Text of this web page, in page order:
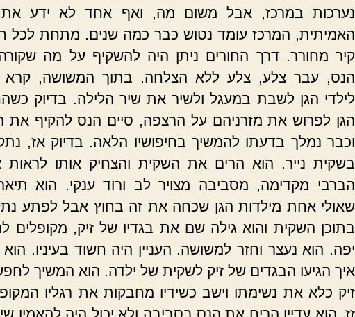
נערכות במרכז, אבל משום מה, ואף אחד לא ידע
האמיתית, המרכז עומד נטוש כבר כמה שנים. מתחת לכל
קיר מחורר. דרך החורים ניתן היה להשקיף על מה
הנס, עבר צלע, צלע ללא הצלחה. בתוך המשושה, קרא
לילדי הגן לשבת במעגל ולשיר את שיר הלילה. בדיוק
הגן לפרוש את מזרניהם על הרצפה, סיים הנס להקיף את
וכבר נמלך בדעתו להמשיך בחיפושיו הלאה. בדיוק אז,
בשקית נייר. הוא הרים את השקית והצחיק אותו לראות
הברבי מקדימה, מסביבה מצויר לב ורוד ענקי. הוא
שאולי אחת מילדות הגן שכחה את זה בחוץ אבל לפתע
בתוכן השקית והוא גילה שם את בגדיו של זיק, מקופלים
יפה. הוא נעצר וחזר למשושה. העניין היה חשוד בעיניו. הוא
איך הגיעו הבגדים של זיק לשקית של ילדה. הוא המשיך
זיק כלא את נשימתו וישב כשידיו מחבקות את רגליו
זז. הוא עדיין הריח את הנס בסביבה ולא יכול היה להאמין